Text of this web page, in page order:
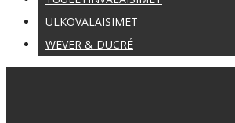
ULKOVALAISIMET
WEVER & DUCRÉ